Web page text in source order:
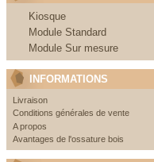
Kiosque
Module Standard
Module Sur mesure
INFORMATIONS
Livraison
Conditions générales de vente
A propos
Avantages de l'ossature bois